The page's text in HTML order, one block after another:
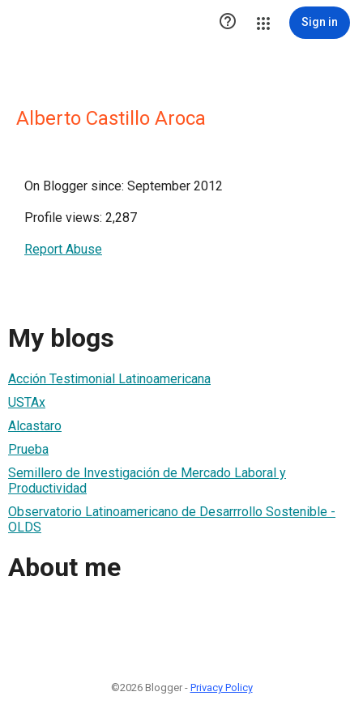
 Sign in
Alberto Castillo Aroca
On Blogger since: September 2012
Profile views: 2,287
Report Abuse
My blogs
Acción Testimonial Latinoamericana
USTAx
Alcastaro
Prueba
Semillero de Investigación de Mercado Laboral y
Productividad
Observatorio Latinoamericano de Desarrrollo Sostenible -
OLDS
About me
©2026 Blogger - Privacy Policy